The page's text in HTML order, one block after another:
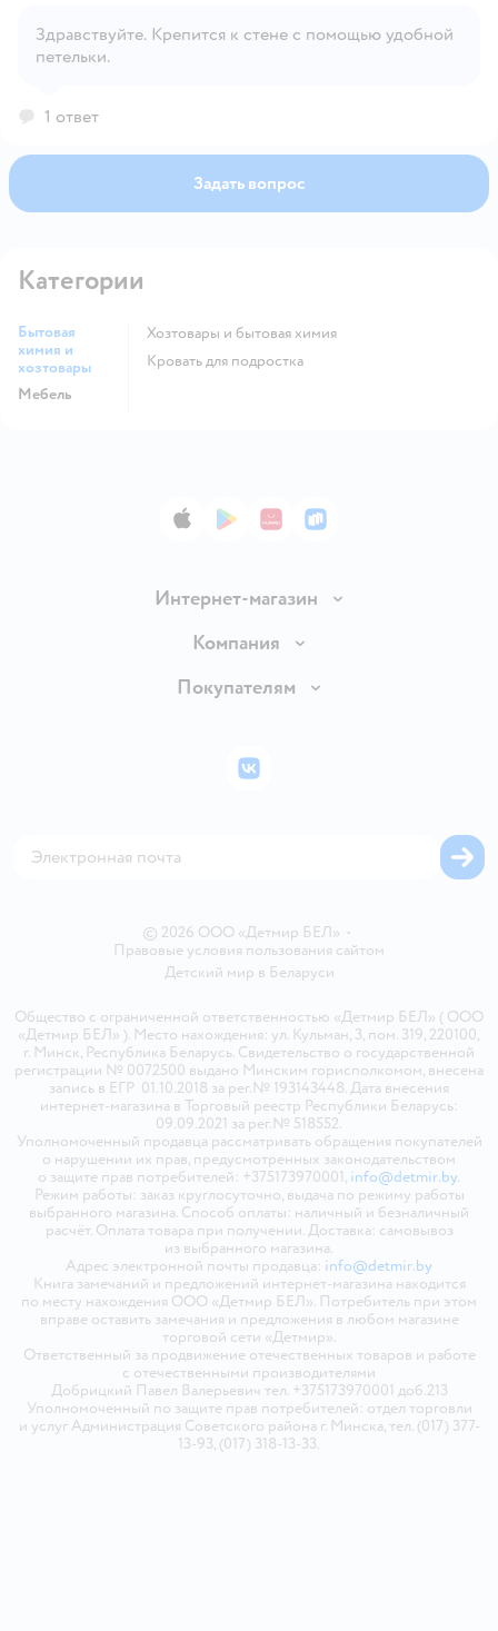
Здравствуйте. Крепится к стене с помощью удобной
петельки.
1 ответ
Задать вопрос
Категории
Бытовая
химия и
хозтовары
Мебель
Хозтовары и бытовая химия
Кровать для подростка
App StoreGoogle Play
AppGallery
RuStore
Интернет-магазин
Доставка и оплата
Правила продажи
Политика использования файлов cookie
Компания
Вакансии
Покупателям
Бонусные карты
© 2026 ООО «Детмир БЕЛ» •
Правовые условия пользования сайтом
Детский мир в Беларуси
Общество с ограниченной ответственностью «Детмир БЕЛ» ( ООО
«Детмир БЕЛ» ). Место нахождения: ул. Кульман, 3, пом. 319, 220100,
г. Минск, Республика Беларусь. Свидетельство о государственной
регистрации № 0072500 выдано Минским горисполкомом, внесена
запись в ЕГР 01.10.2018 за рег.№ 193143448. Дата внесения
интернет-магазина в Торговый реестр Республики Беларусь:
09.09.2021 за рег.№ 518552.
Уполномоченный продавца рассматривать обращения покупателей
о нарушении их прав, предусмотренных законодательством
о защите прав потребителей: +375173970001, info@detmir.by.
Режим работы: заказ круглосуточно, выдача по режиму работы
выбранного магазина. Способ оплаты: наличный и безналичный
расчёт. Оплата товара при получении. Доставка: самовывоз
из выбранного магазина.
Адрес электронной почты продавца: info@detmir.by
Книга замечаний и предложений интернет-магазина находится
по месту нахождения ООО «Детмир БЕЛ». Потребитель при этом
вправе оставить замечания и предложения в любом магазине
торговой сети «Детмир».
Ответственный за продвижение отечественных товаров и работе
с отечественными производителями
Добрицкий Павел Валерьевич тел. +375173970001 доб.213
Уполномоченный по защите прав потребителей: отдел торговли
и услуг Администрация Советского района г. Минска, тел. (017) 377-
13-93, (017) 318-13-33.
ВКонтакте